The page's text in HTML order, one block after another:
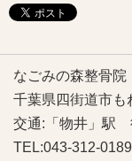
なごみの森整骨院
千葉県四街道市も
交通:「物井」駅
TEL:043-312-0189